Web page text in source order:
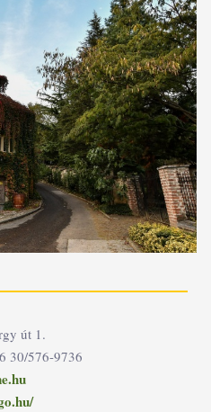
út 1.
30/576-9736